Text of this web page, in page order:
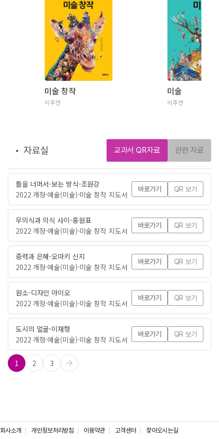
미술 창작
이주연
미술
이주연
자료실 교과서 QR자료 관련 자료
틀을 너머서-보는 방식-조원강
2022 개정 예술(미술) 미술 창작 지도서
바로가기 QR 보기
무의식과 의식 사이-홍원표
2022 개정 예술(미술) 미술 창작 지도서
바로가기 QR 보기
중력과 은혜-오마키 신지
2022 개정 예술(미술) 미술 창작 지도서
바로가기 QR 보기
원소-디자인 아이오
2022 개정 예술(미술) 미술 창작 지도서
바로가기 QR 보기
도시의 얼굴-이재형
2022 개정 예술(미술) 미술 창작 지도서
바로가기 QR 보기
1 2 3
회사소개 개인정보처리방침 이용약관 고객센터 찾아오시는길